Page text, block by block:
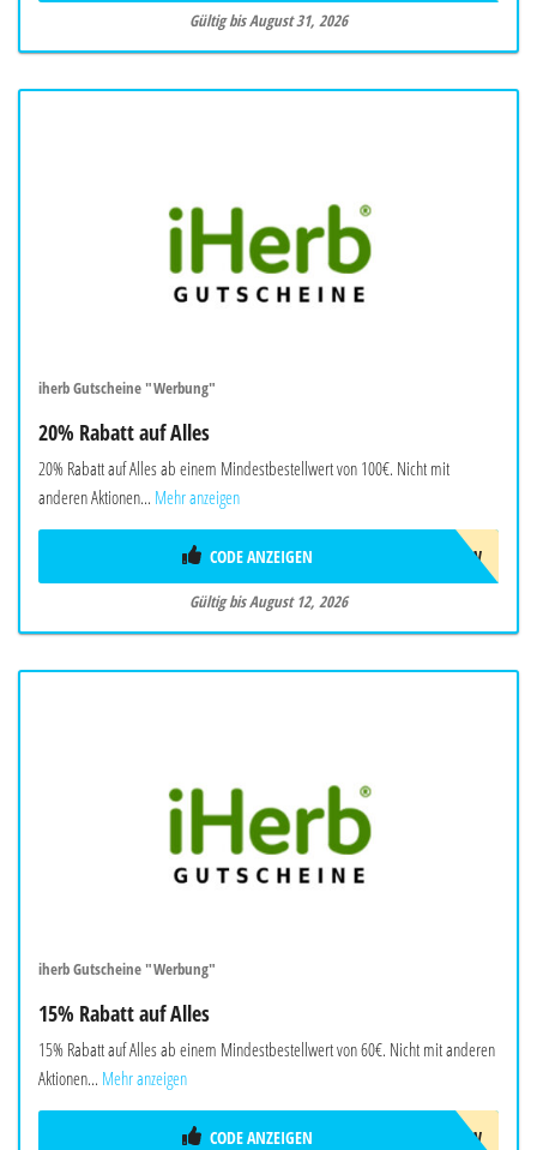
Gültig bis August 31, 2026
iherb Gutscheine "Werbung"
20% Rabatt auf Alles
20% Rabatt auf Alles ab einem Mindestbestellwert von 100€. Nicht mit
anderen Aktionen... Mehr anzeigen
AUG26SW
CODE ANZEIGEN
Gültig bis August 12, 2026
iherb Gutscheine "Werbung"
15% Rabatt auf Alles
15% Rabatt auf Alles ab einem Mindestbestellwert von 60€. Nicht mit anderen
Aktionen... Mehr anzeigen
AUG26SW
CODE ANZEIGEN